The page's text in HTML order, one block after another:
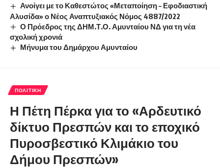
Ανοίγει με το Καθεστώτος «Μεταποίηση – Εφοδιαστική
Αλυσίδα» ο Νέος Αναπτυξιακός Νόμος 4887/2022
Ο Πρόεδρος της ΔΗΜ.Τ.Ο. Αμυνταίου ΝΔ για τη νέα
σχολική χρονιά
Μήνυμα του Δημάρχου Αμυνταίου
ΠΟΛΙΤΙΚΉ
Η Πέτη Πέρκα για το «Αρδευτικό
δίκτυο Πρεσπών και το εποχικό
Πυροσβεστικό Κλιμάκιο του
Δήμου Πρεσπών»